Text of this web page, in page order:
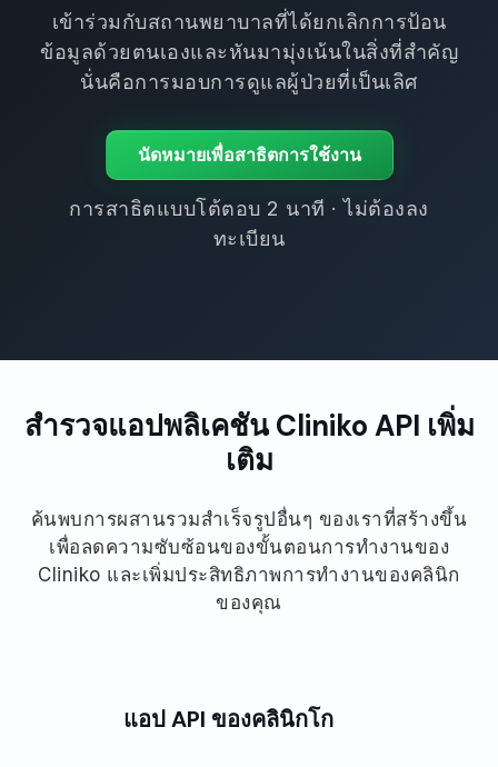
เข้าร่วมกับสถานพยาบาลที่ได้ยกเลิกการป้อน
ข้อมูลด้วยตนเองและหันมามุ่งเน้นในสิ่งที่สำคัญ
นั่นคือการมอบการดูแลผู้ป่วยที่เป็นเลิศ
นัดหมายเพื่อสาธิตการใช้งาน
การสาธิตแบบโต้ตอบ 2 นาที · ไม่ต้องลง
ทะเบียน
สำรวจแอปพลิเคชัน Cliniko API เพิ่ม
เติม
ค้นพบการผสานรวมสำเร็จรูปอื่นๆ ของเราที่สร้างขึ้น
เพื่อลดความซับซ้อนของขั้นตอนการทำงานของ
Cliniko และเพิ่มประสิทธิภาพการทำงานของคลินิก
ของคุณ
แอป API ของคลินิกโก